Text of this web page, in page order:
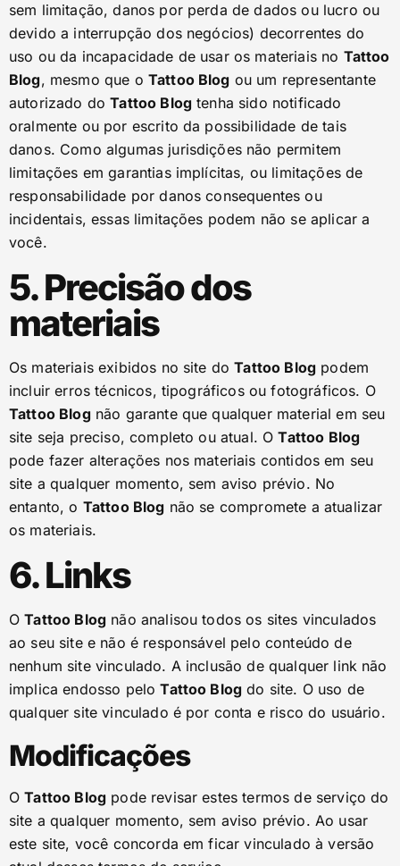
sem limitação, danos por perda de dados ou lucro ou
devido a interrupção dos negócios) decorrentes do
uso ou da incapacidade de usar os materiais no Tattoo
Blog, mesmo que o Tattoo Blog ou um representante
autorizado doTattoo Blog tenha sido notificado
oralmente ou por escrito da possibilidade de tais
danos. Como algumas jurisdições não permitem
limitações em garantias implícitas, ou limitações de
responsabilidade por danos consequentes ou
incidentais, essas limitações podem não se aplicar a
você.
5. Precisão dos
materiais
Os materiais exibidos no site doTattoo Blog podem
incluir erros técnicos, tipográficos ou fotográficos. O
Tattoo Blognão garante que qualquer material em seu
site seja preciso, completo ou atual. OTattoo Blog
pode fazer alterações nos materiais contidos em seu
site a qualquer momento, sem aviso prévio. No
entanto, o Tattoo Blog não se compromete a atualizar
os materiais.
6. Links
OTattoo Blog não analisou todos os sites vinculados
ao seu site e não é responsável pelo conteúdo de
nenhum site vinculado. A inclusão de qualquer link não
implica endosso peloTattoo Blog do site. O uso de
qualquer site vinculado é por conta e risco do usuário.
Modificações
OTattoo Blog pode revisar estes termos de serviço do
site a qualquer momento, sem aviso prévio. Ao usar
este site, você concorda em ficar vinculado à versão